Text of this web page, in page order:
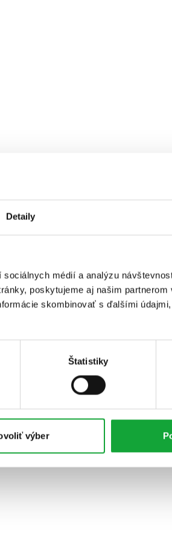
Detaily
médií a analýzu
poskytujeme aj našim partnerom
skombinovať s ďalšími
Štatistiky
výber